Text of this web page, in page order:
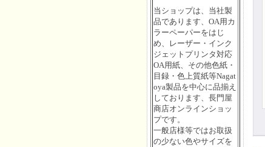
当ショップは、当社製
品であります、OA用カ
ラーペーパーをはじ
め、レーザー・インク
ジェットプリンタ対応
OA用紙、その他色紙・
目録・色上質紙等Nagat
oya製品を中心に品揃え
しております、長門屋
商店オンラインショッ
プです。
一般店様等ではお取扱
の少ない色やサイズを